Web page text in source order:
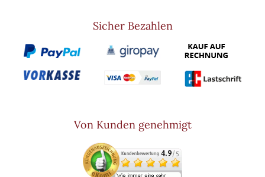
Sicher Bezahlen
Von Kunden genehmigt